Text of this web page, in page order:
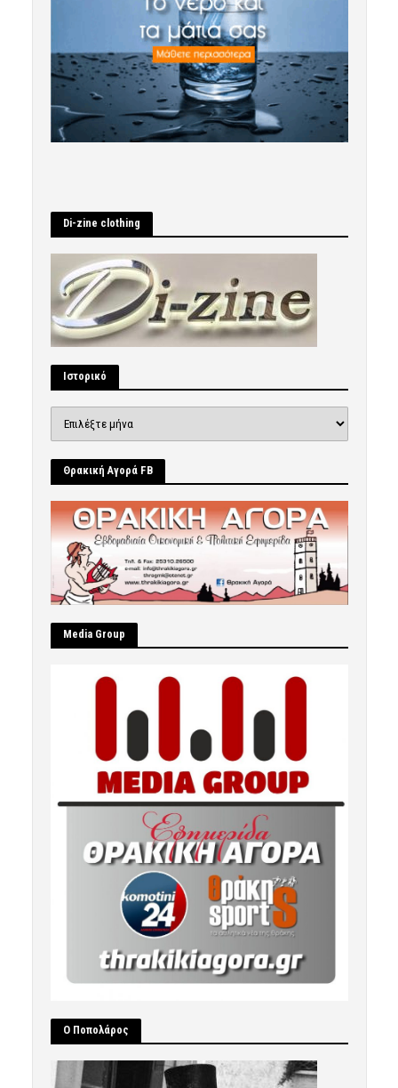
Di-zine clothing
Ιστορικό
Θρακική Αγορά FB
Μedia Group
Ο Ποπολάρος